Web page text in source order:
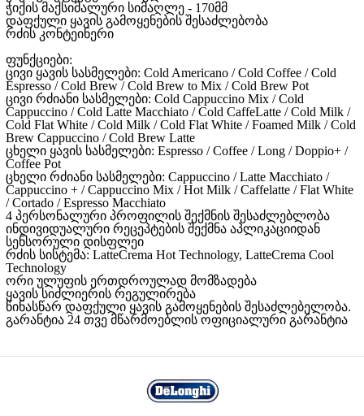
ჭიქის მაქსიმალური სიმაღლე - 170მმ
დაფქული ყავის გამოყენების შესაძლებობა
რძის კონტეინერი
ფუნქციები:
ცივი ყავის სასმელები: Cold Americano / Cold Coffee / Cold
Espresso / Cold Brew / Cold Brew to Mix / Cold Brew Pot
ცივი რძიანი სასმელები: Cold Cappuccino Mix / Cold
Cappuccino / Cold Latte Macchiato / Cold CaffeLatte / Cold Milk /
Cold Flat White / Cold Milk / Cold Flat White / Foamed Milk / Cold
Brew Cappuccino / Cold Brew Latte
ცხელი ყავის სასმელები: Espresso / Coffee / Long / Doppio+ /
Coffee Pot
ცხელი რძიანი სასმელები: Cappuccino / Latte Macchiato /
Cappuccino + / Cappuccino Mix / Hot Milk / Caffelatte / Flat White
/ Cortado / Espresso Macchiato
4 პერსონალური პროფილის შექმნის შესაძლებლობა
ინდივიდუალური რეცეპტების შექმნა აპლიკაციიდან
სენსორული დისფლეი
რძის სისტემა: LatteCrema Hot Technology, LatteCrema Cool
Technology
ორი ულუფის ერთდროულად მომზადება
ყავის სიძლიერის რეგულირება
წინასწარ დაფქული ყავის გამოყენების შესაძლებელობა.
გარანტია 24 თვე მწარმოებლის ოფიციალური გარანტია